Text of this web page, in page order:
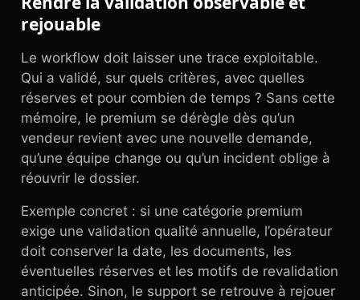
rejouable
Le workflow doit laisser une trace exploitable.
Qui a validé, sur quels critères, avec quelles
réserves et pour combien de temps ? Sans cette
mémoire, le premium se dérègle dès qu’un
vendeur revient avec une nouvelle demande,
qu’une équipe change ou qu’un incident oblige à
réouvrir le dossier.
Exemple concret : si une catégorie premium
exige une validation qualité annuelle, l’opérateur
doit conserver la date, les documents, les
éventuelles réserves et les motifs de revalidation
anticipée. Sinon, le support se retrouve à rejouer